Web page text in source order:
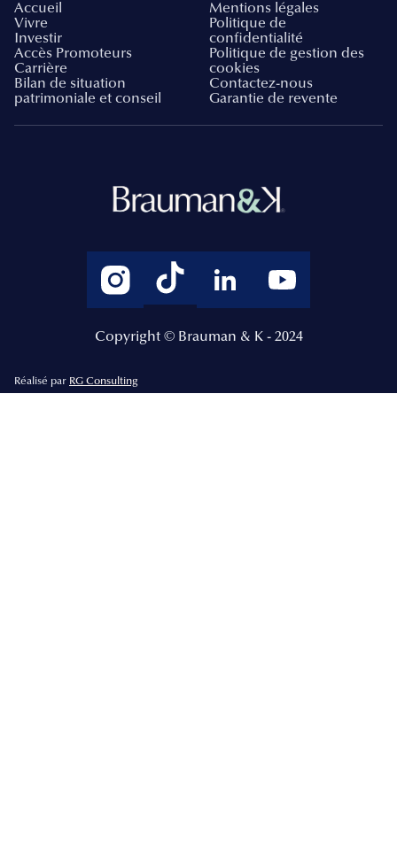
Accueil
Vivre
Investir
Accès Promoteurs
Carrière
Bilan de situation
patrimoniale et conseil
Mentions légales
Politique de
confidentialité
Politique de gestion des
cookies
Contactez-nous
Garantie de revente
Copyright © Brauman & K - 2024
Réalisé par RG Consulting